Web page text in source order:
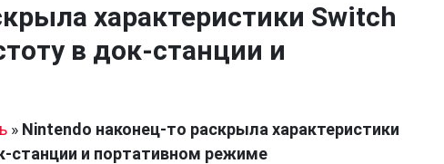
характеристики Switch
в док-станции и
» Nintendo наконец-то раскрыла характеристики
станции и портативном режиме